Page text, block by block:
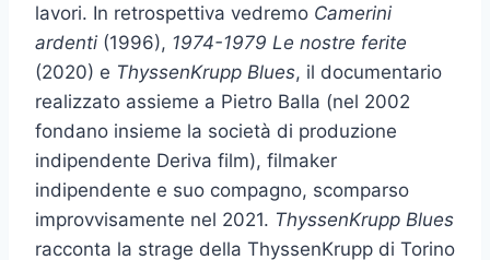
lavori. In retrospettiva vedremo Camerini
ardenti (1996), 1974-1979 Le nostre ferite
(2020) e ThyssenKrupp Blues, il documentario
realizzato assieme a Pietro Balla (nel 2002
fondano insieme la società di produzione
indipendente Deriva film), filmaker
indipendente e suo compagno, scomparso
improvvisamente nel 2021. ThyssenKrupp Blues
racconta la strage della ThyssenKrupp di Torino